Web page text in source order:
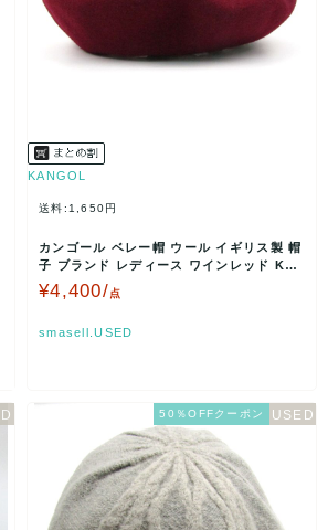
KANGOL
送料:1,650円
カンゴール ベレー帽 ウール イギリス製 帽
子 ブランド レディース ワインレッド KA
NGOL 【…
¥4,400/点
smasell.USED
50％OFFクーポン